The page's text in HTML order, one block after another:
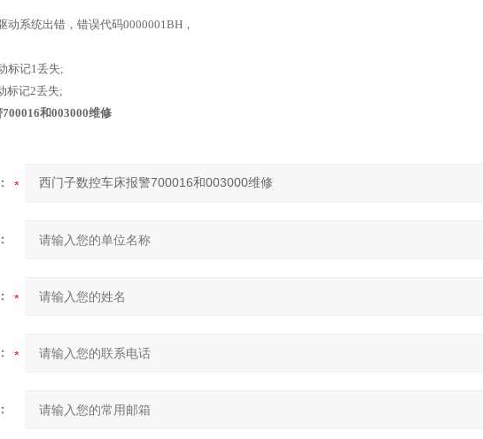
动系统出错，错误代码0000001BH，
标记1丢失;
标记2丢失;
和003000维修